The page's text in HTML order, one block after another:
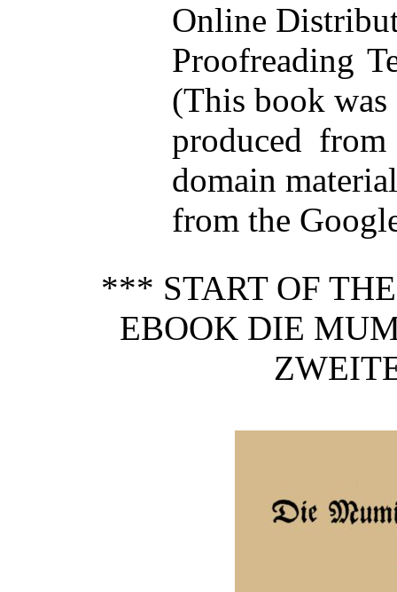
Online
Proofreading
(This book was
produced
domain material
from the
*** START OF
EBOOK DIE